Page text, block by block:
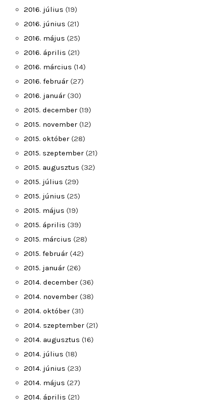
2016. július (19)
2016. június (21)
2016. május (25)
2016. április (21)
2016. március (14)
2016. február (27)
2016. január (30)
2015. december (19)
2015. november (12)
2015. október (28)
2015. szeptember (21)
2015. augusztus (32)
2015. július (29)
2015. június (25)
2015. május (19)
2015. április (39)
2015. március (28)
2015. február (42)
2015. január (26)
2014. december (36)
2014. november (38)
2014. október (31)
2014. szeptember (21)
2014. augusztus (16)
2014. július (18)
2014. június (23)
2014. május (27)
2014. április (21)